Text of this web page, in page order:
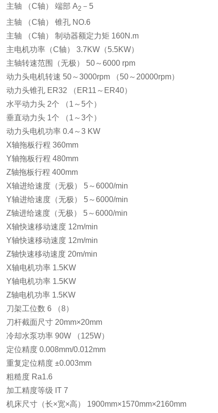
主轴 （C轴） 端部 A2 －5
主轴 （C轴） 锥孔 NO.6
主轴 （C轴） 制动器额定力矩 160N.m
主电机功率（C轴） 3.7KW（5.5KW）
主轴转速范围（无极） 50～6000 rpm
动力头电机转速 50～3000rpm （50～20000rpm）
动力头锥孔 ER32 （ER11～ER40）
水平动力头 2个 （1～5个）
垂直动力头 1个 （1～3个）
动力头电机功率 0.4～3 KW
X轴拖板行程 360mm
Y轴拖板行程 480mm
Z轴拖板行程 400mm
X轴进给速度（无极） 5～6000/min
Y轴进给速度（无极） 5～6000/min
Z轴进给速度（无极） 5～6000/min
X轴快速移动速度 12m/min
Y轴快速移动速度 12m/min
Z轴快速移动速度 20m/min
X轴电机功率 1.5KW
Y轴电机功率 1.5KW
Z轴电机功率 1.5KW
刀架工位数 6 （8）
刀杆截面尺寸 20mm×20mm
冷却水泵功率 90W （125W）
定位精度 0.008mm/0.012mm
重复定位精度 ±0.003mm
粗糙度 Ra1.6
加工精度等级 IT 7
机床尺寸（长×宽×高） 1900mm×1570mm×2160mm